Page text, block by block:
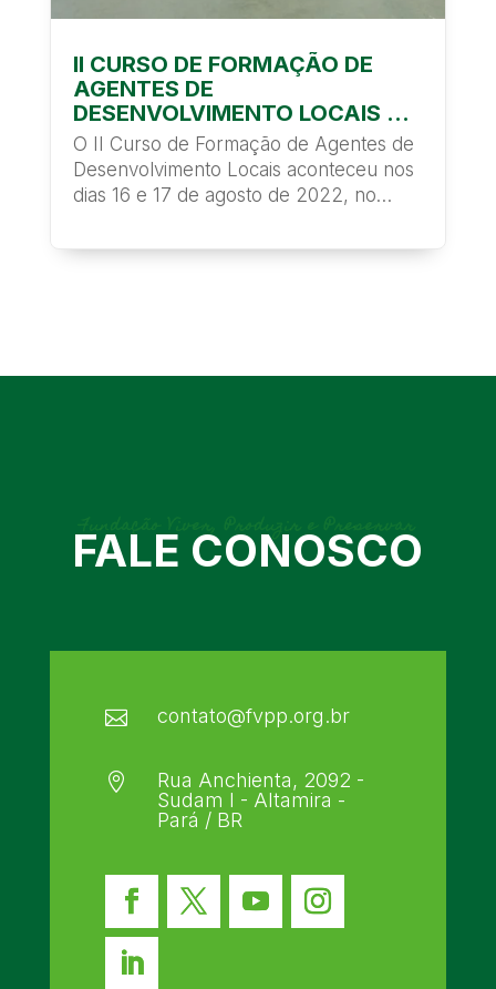
II CURSO DE FORMAÇÃO DE
AGENTES DE
DESENVOLVIMENTO LOCAIS NA
CASA FAMILIAR RURAL (CFR)
DE PACAJÁ
O II Curso de Formação de Agentes de
Desenvolvimento Locais aconteceu nos
dias 16 e 17 de agosto de 2022, no
Fundação Viver, Produzir e Preservar
FALE CONOSCO
 contato@fvpp.org.br

Rua Anchienta, 2092 -
Sudam I - Altamira -
Pará / BR